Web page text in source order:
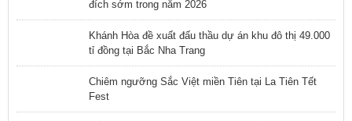
đích sớm trong năm 2026
Khánh Hòa đề xuất đấu thầu dự án khu đô thị 49.000
tỉ đồng tại Bắc Nha Trang
Chiêm ngưỡng Sắc Việt miền Tiên tại La Tiên Tết
Fest